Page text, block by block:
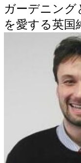
ガーデニング
を愛する英国